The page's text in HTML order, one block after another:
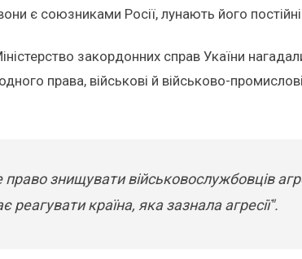
є союзниками Росії, лунають його
закордонних справ Укаїни
права, військові й військово-
знищувати військовослужбовців
країна, яка зазнала агресії".